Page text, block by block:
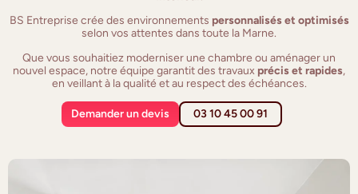
BS Entreprise crée des environnements personnalisés et optimisés
selon vos attentes dans toute la Marne.
Que vous souhaitiez moderniser une chambre ou aménager un
nouvel espace, notre équipe garantit des travaux précis et rapides,
en veillant à la qualité et au respect des échéances.
Demander un devis 03 10 45 00 91